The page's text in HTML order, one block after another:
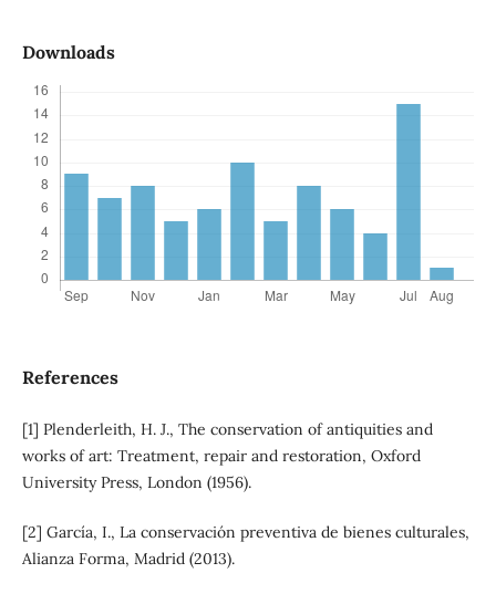
Downloads
References
[1] Plenderleith, H. J., The conservation of antiquities and
works of art: Treatment, repair and restoration, Oxford
University Press, London (1956).
[2] García, I., La conservación preventiva de bienes culturales,
Alianza Forma, Madrid (2013).